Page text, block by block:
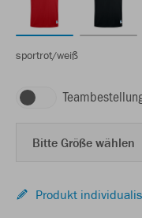
sportrot/weiß
Bitte Größe wählen
Produkt